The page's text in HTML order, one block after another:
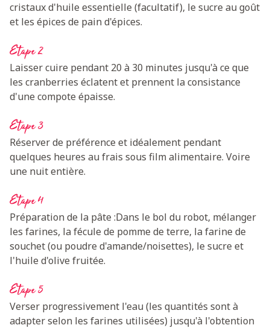
cristaux d'huile essentielle (facultatif), le sucre au goût
et les épices de pain d'épices.
Etape 2
Laisser cuire pendant 20 à 30 minutes jusqu'à ce que
les cranberries éclatent et prennent la consistance
d'une compote épaisse.
Etape 3
Réserver de préférence et idéalement pendant
quelques heures au frais sous film alimentaire. Voire
une nuit entière.
Etape 4
Préparation de la pâte :Dans le bol du robot, mélanger
les farines, la fécule de pomme de terre, la farine de
souchet (ou poudre d'amande/noisettes), le sucre et
l'huile d'olive fruitée.
Etape 5
Verser progressivement l'eau (les quantités sont à
adapter selon les farines utilisées) jusqu'à l'obtention